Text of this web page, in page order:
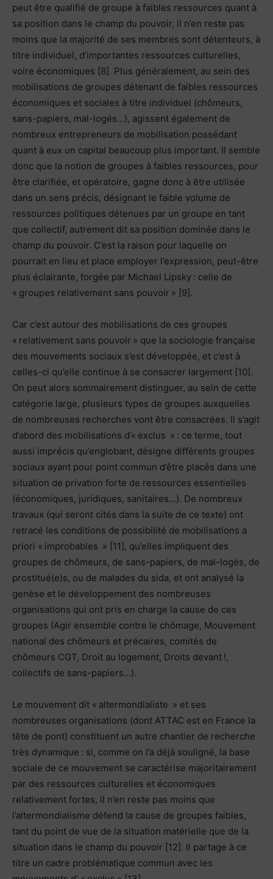
peut être qualifié de groupe à faibles ressources quant à
sa position dans le champ du pouvoir, il n’en reste pas
moins que la majorité de ses membres sont détenteurs, à
titre individuel, d’importantes ressources culturelles,
voire économiques [8]. Plus généralement, au sein des
mobilisations de groupes détenant de faibles ressources
économiques et sociales à titre individuel (chômeurs,
sans-papiers, mal-logés…), agissent également de
nombreux entrepreneurs de mobilisation possédant
quant à eux un capital beaucoup plus important. Il semble
donc que la notion de groupes à faibles ressources, pour
être clarifiée, et opératoire, gagne donc à être utilisée
dans un sens précis, désignant le faible volume de
ressources politiques détenues par un groupe en tant
que collectif, autrement dit sa position dominée dans le
champ du pouvoir. C’est la raison pour laquelle on
pourrait en lieu et place employer l’expression, peut-être
plus éclairante, forgée par Michael Lipsky : celle de
« groupes relativement sans pouvoir » [9].
Car c’est autour des mobilisations de ces groupes
« relativement sans pouvoir » que la sociologie française
des mouvements sociaux s’est développée, et c’est à
celles-ci qu’elle continue à se consacrer largement [10].
On peut alors sommairement distinguer, au sein de cette
catégorie large, plusieurs types de groupes auxquelles
de nombreuses recherches vont être consacrées. Il s’agit
d’abord des mobilisations d’« exclus » : ce terme, tout
aussi imprécis qu’englobant, désigne différents groupes
sociaux ayant pour point commun d’être placés dans une
situation de privation forte de ressources essentielles
(économiques, juridiques, sanitaires…). De nombreux
travaux (qui seront cités dans la suite de ce texte) ont
retracé les conditions de possibilité de mobilisations a
priori « improbables » [11], qu’elles impliquent des
groupes de chômeurs, de sans-papiers, de mal-logés, de
prostitué(e)s, ou de malades du sida, et ont analysé la
genèse et le développement des nombreuses
organisations qui ont pris en charge la cause de ces
groupes (Agir ensemble contre le chômage, Mouvement
national des chômeurs et précaires, comités de
chômeurs CGT, Droit au logement, Droits devant !,
collectifs de sans-papiers…).
Le mouvement dit « altermondialiste » et ses
nombreuses organisations (dont ATTAC est en France la
tête de pont) constituent un autre chantier de recherche
très dynamique : si, comme on l’a déjà souligné, la base
sociale de ce mouvement se caractérise majoritairement
par des ressources culturelles et économiques
relativement fortes, il n’en reste pas moins que
l’altermondialisme défend la cause de groupes faibles,
tant du point de vue de la situation matérielle que de la
situation dans le champ du pouvoir [12]. Il partage à ce
titre un cadre problématique commun avec les